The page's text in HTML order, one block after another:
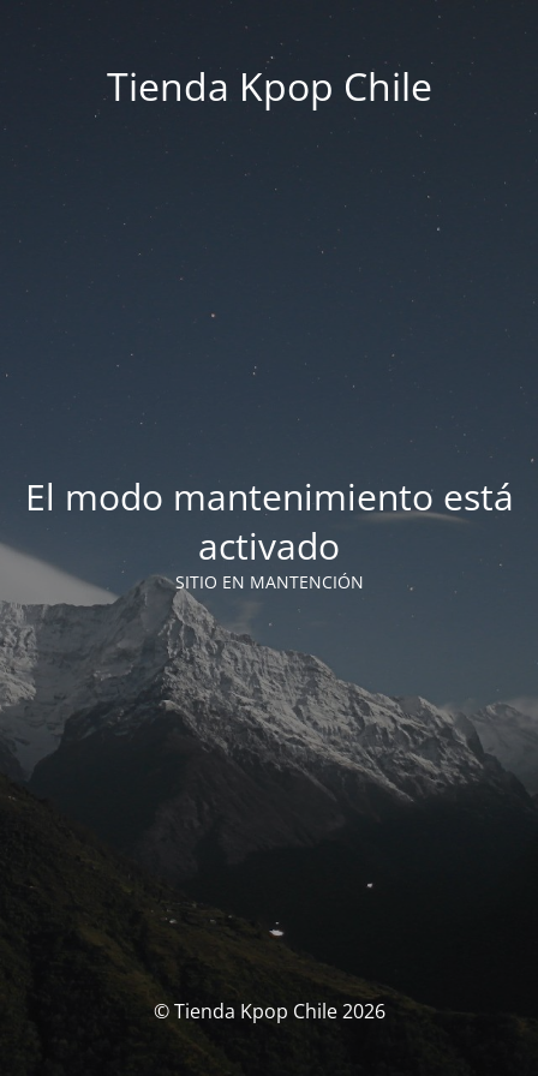
Tienda Kpop Chile
El modo mantenimiento está
activado
SITIO EN MANTENCIÓN
© Tienda Kpop Chile 2026